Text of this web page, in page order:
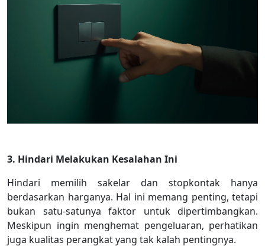
3. Hindari Melakukan Kesalahan Ini
Hindari memilih sakelar dan stopkontak hanya
berdasarkan harganya. Hal ini memang penting, tetapi
bukan satu-satunya faktor untuk dipertimbangkan.
Meskipun ingin menghemat pengeluaran, perhatikan
juga kualitas perangkat yang tak kalah pentingnya.